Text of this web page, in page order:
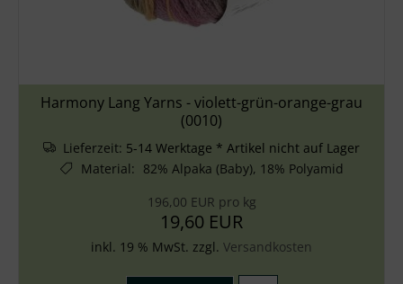
Harmony Lang Yarns - violett-grün-orange-grau
(0010)
Lieferzeit: 5-14 Werktage * Artikel nicht auf Lager
Material: 82% Alpaka (Baby), 18% Polyamid
196,00 EUR pro kg
19,60 EUR
inkl. 19 % MwSt. zzgl. Versandkosten